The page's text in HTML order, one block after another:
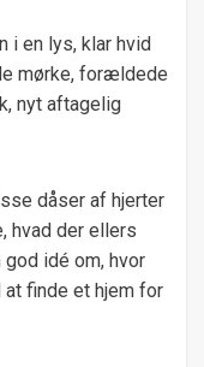
i en lys, klar hvid
mørke, forældede
nyt aftagelig
dåser af hjerter
hvad der ellers
idé om, hvor
finde et hjem for